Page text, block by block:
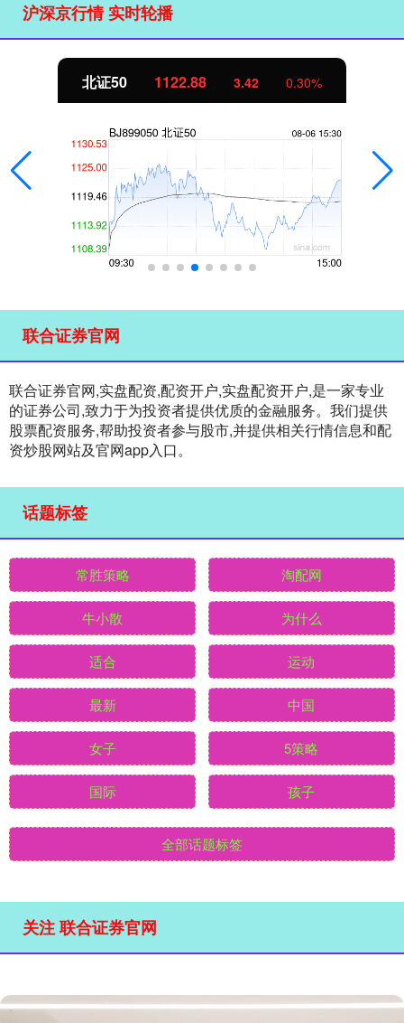
沪深京行情 实时轮播
北证50 1122.88 3.42 0.30%
联合证券官网
联合证券官网,实盘配资,配资开户,实盘配资开户,是一家专业
的证券公司,致力于为投资者提供优质的金融服务。我们提供
股票配资服务,帮助投资者参与股市,并提供相关行情信息和配
资炒股网站及官网app入口。
话题标签
常胜策略 淘配网
牛小散 为什么
适合 运动
最新 中国
女子 5策略
国际 孩子
全部话题标签
关注 联合证券官网